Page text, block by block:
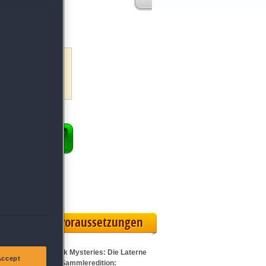
Systemvoraussetzungen
Für New York Mysteries: Die Laterne
der Seelen Sammleredition: